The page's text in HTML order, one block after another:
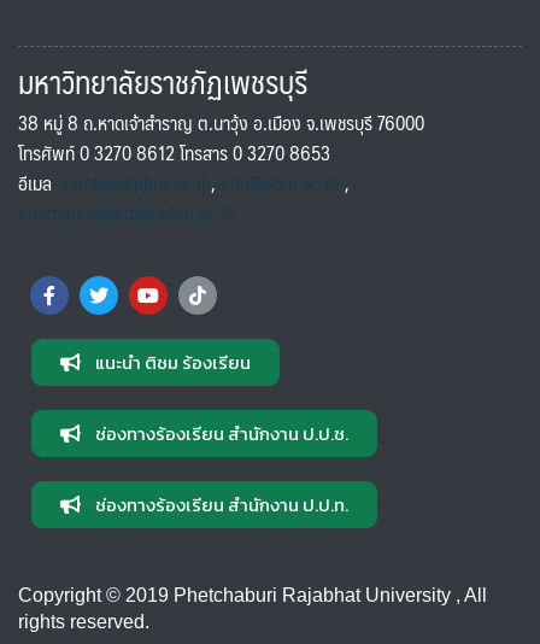
มหาวิทยาลัยราชภัฏเพชรบุรี
38 หมู่ 8 ถ.หาดเจ้าสำราญ ต.นาวุ้ง อ.เมือง จ.เพชรบุรี 76000
โทรศัพท์ 0 3270 8612 โทรสาร 0 3270 8653
อีเมล saraban@pbru.ac.th, info@pbru.ac.th,
international@mail.pbru.ac.th
แนะนำ ติชม ร้องเรียน
ช่องทางร้องเรียน สำนักงาน ป.ป.ช.
ช่องทางร้องเรียน สำนักงาน ป.ป.ท.
Copyright © 2019 Phetchaburi Rajabhat University , All
rights reserved.